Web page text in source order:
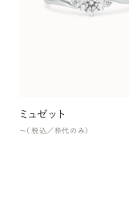
ミュゼット
〜（税込／枠代のみ）